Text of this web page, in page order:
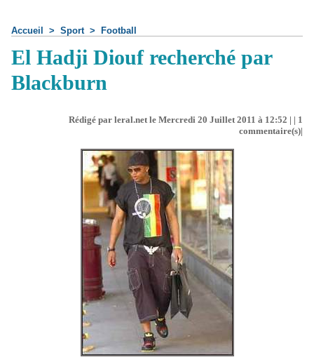
Accueil > Sport > Football
El Hadji Diouf recherché par
Blackburn
Rédigé par leral.net le Mercredi 20 Juillet 2011 à 12:52 | | 1
commentaire(s)|